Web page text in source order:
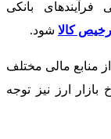
بانکی
کالا شود.
منابع مالی مختلف
ارز نیز توجه